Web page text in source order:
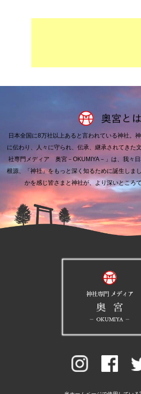
日本全国に8万社以上あると言われている神社。
に伝わり、人々に守られ、伝承、継承されてきた
社専門メディア 奥宮－OKUMIYA－」は、我々
根源、「神社」をもっと深く知るために誕生しまし
かを感じ皆さまと神社が、より深いところ